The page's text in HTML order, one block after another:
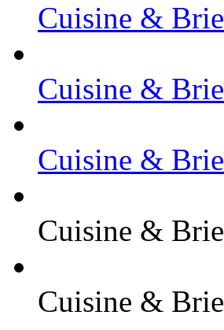
Cuisine & Brie
Cuisine & Brie
Cuisine & Brie
Cuisine & Brie
Cuisine & Brie